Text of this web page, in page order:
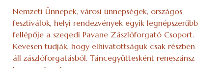
Nemzeti Ünnepek, városi ünnepségek, országos
fesztiválok, helyi rendezvények egyik legnépszerűbb
fellépője a szegedi Pavane Zászlóforgató Csoport.
Kevesen tudják, hogy elhivatottságuk csak részben
áll zászlóforgatásból. Táncegyüttesként reneszánsz